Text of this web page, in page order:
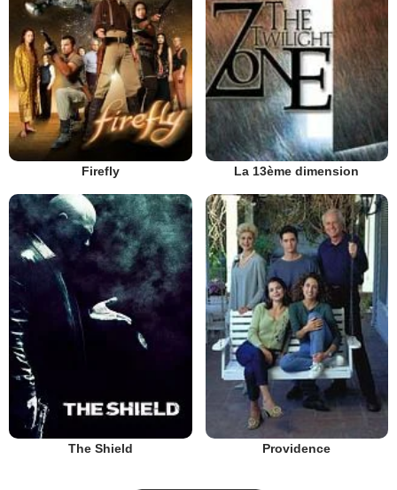
Firefly La 13ème dimension
The Shield Providence